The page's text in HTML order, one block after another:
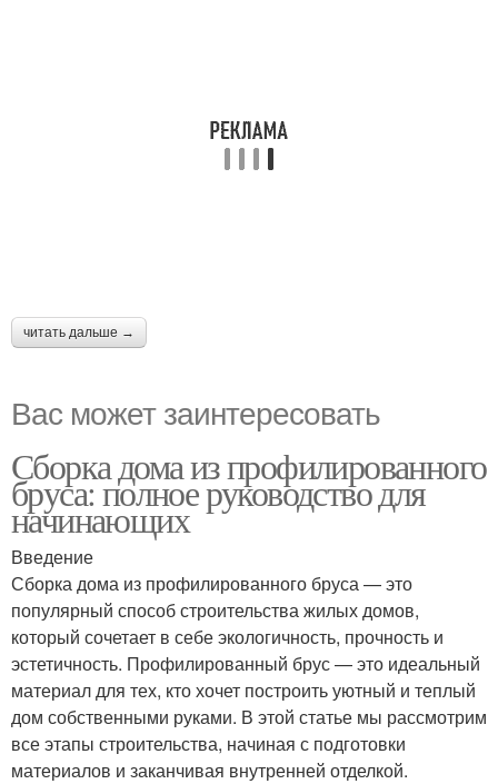
читать дальше →
Вас может заинтересовать
Сборка дома из профилированного
бруса: полное руководство для
начинающих
Введение
Сборка дома из профилированного бруса — это
популярный способ строительства жилых домов,
который сочетает в себе экологичность, прочность и
эстетичность. Профилированный брус — это идеальный
материал для тех, кто хочет построить уютный и теплый
дом собственными руками. В этой статье мы рассмотрим
все этапы строительства, начиная с подготовки
материалов и заканчивая внутренней отделкой.